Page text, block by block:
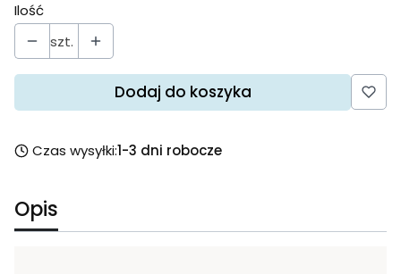
Ilość
szt.
Dodaj do koszyka
Czas wysyłki:1-3 dni robocze
Opis